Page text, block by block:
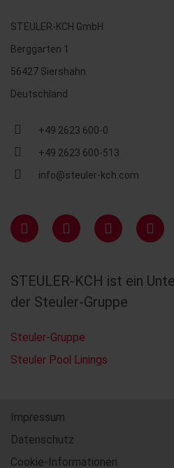
STEULER-KCH GmbH
Berggarten 1
56427 Siershahn
Deutschland
+49 2623 600-0
+49 2623 600-513
info@steuler-kch.com
STEULER-KCH ist ein
der Steuler-Gruppe
Steuler-Gruppe
Steuler Pool Linings
Impressum
Datenschutz
Cookie-Informationen